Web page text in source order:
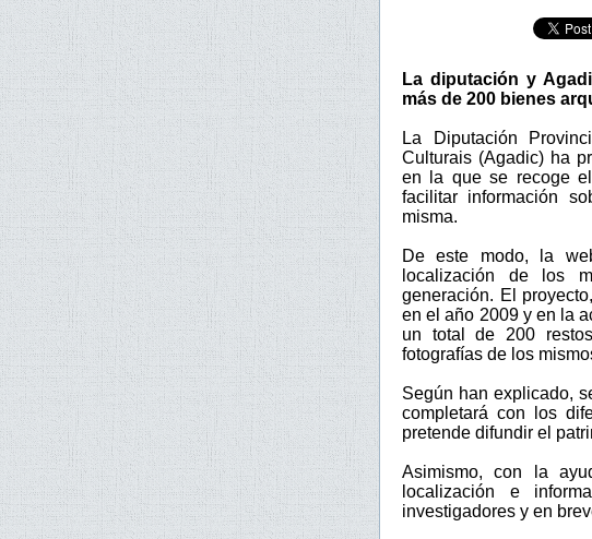
La diputación y
más de 200 bienes
La Diputación
Culturais (Agadic) ha
en la que se recoge
facilitar información
misma.
De este modo, la
localización de los
generación. El
en el año 2009 y en la
un total de 200
fotografías de los
Según han explicado,
completará con los
pretende difundir el
Asimismo, con la
localización e
investigadores y en